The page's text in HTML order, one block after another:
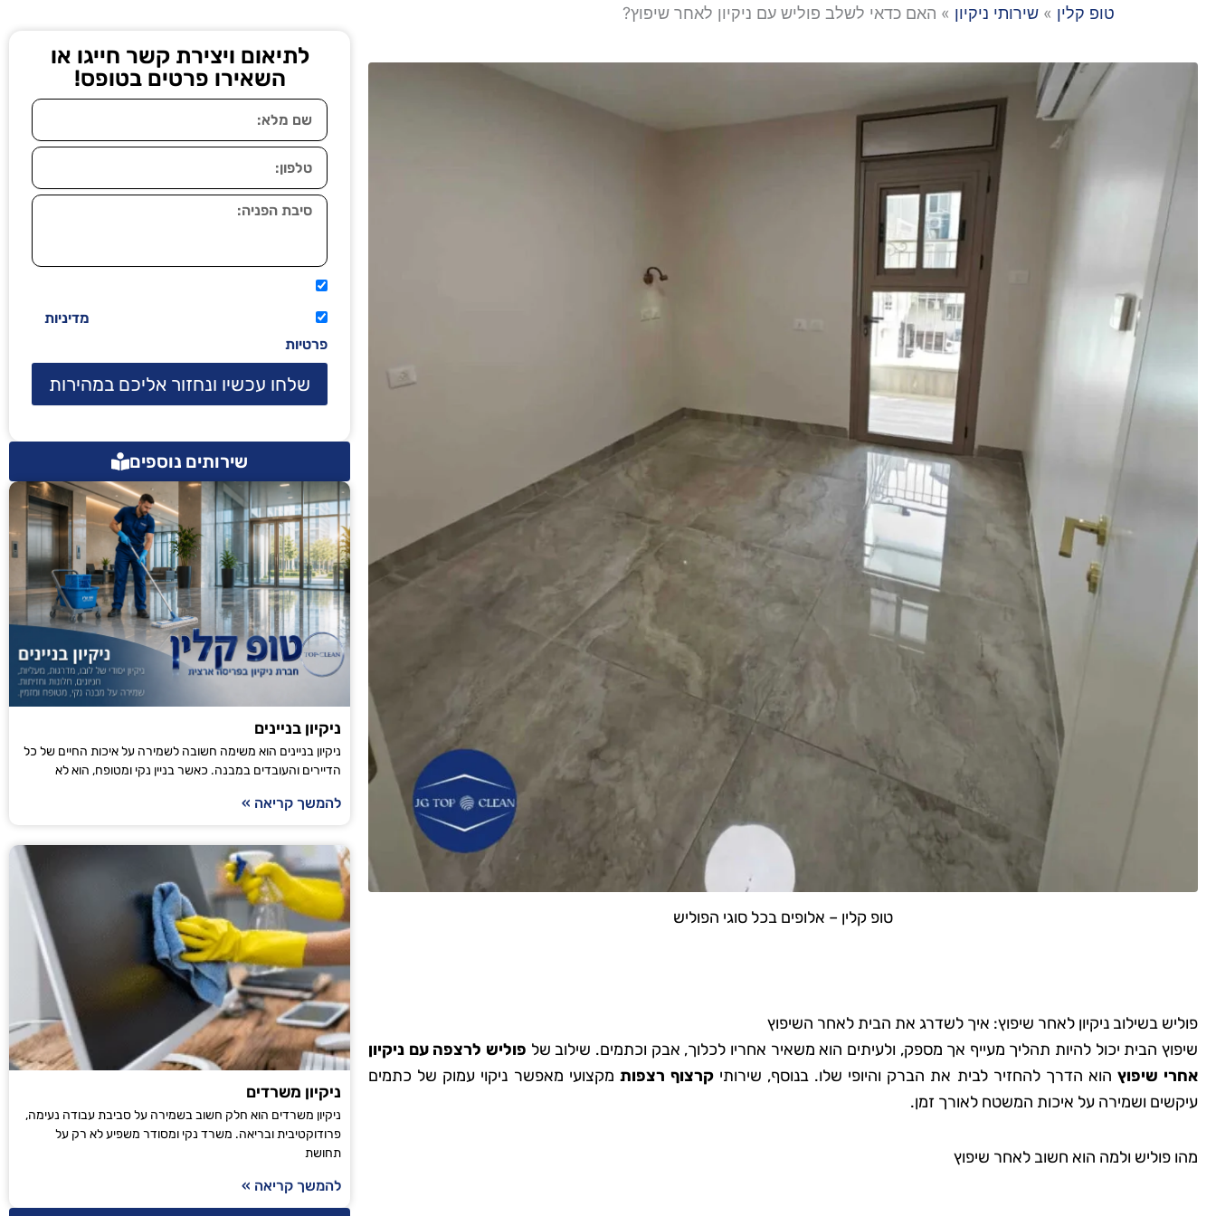
טופ קלין » שירותי ניקיון » האם כדאי לשלב פוליש עם ניקיון לאחר שיפוץ?
טופ קלין – אלופים בכל סוגי הפוליש
פוליש בשילוב ניקיון לאחר שיפוץ: איך לשדרג את הבית לאחר השיפוץ
שיפוץ הבית יכול להיות תהליך מעייף אך מספק, ולעיתים הוא משאיר אחריו לכלוך, אבק וכתמים. שילוב של פוליש לרצפה עם ניקיון
אחרי שיפוץ הוא הדרך להחזיר לבית את הברק והיופי שלו. בנוסף, שירותיקרצוף רצפות מקצועי מאפשר ניקוי עמוק של כתמים
עיקשים ושמירה על איכות המשטח לאורך זמן.
מהו פוליש ולמה הוא חשוב לאחר שיפוץ
לתיאום ויצירת קשר חייגו או
השאירו פרטים בטופס!
מדיניות
פרטיות
שלחו עכשיו ונחזור אליכם במהירות
שירותים נוספים
ניקיון בניינים
ניקיון בניינים הוא משימה חשובה לשמירה על איכות החיים של כל
הדיירים והעובדים במבנה. כאשר בניין נקי ומטופח, הוא לא
להמשך קריאה »
ניקיון משרדים
ניקיון משרדים הוא חלק חשוב בשמירה על סביבת עבודה נעימה,
פרודוקטיבית ובריאה. משרד נקי ומסודר משפיע לא רק על
תחושת
להמשך קריאה »